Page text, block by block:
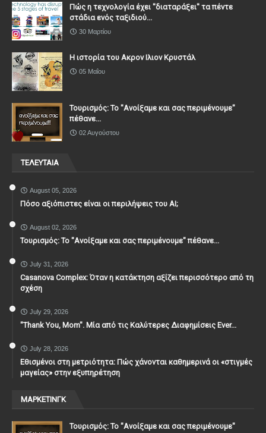
Πώς η τεχνολογία έχει ''διαταράξει'' τα πέντε
στάδια ενός ταξιδιού...
30 Μαρτίου
Η ιστορία του Ακρον Ιλιον Κρυστάλ
05 Μαΐου
Τουρισμός: Το "Ανοίξαμε και σας περιμένουμε"
πέθανε...
02 Αυγούστου
ΤΕΛΕΥΤΑΙΑ
August 05, 2026
Πόσο αξιόπιστες είναι οι περιλήψεις του ΑΙ;
August 02, 2026
Τουρισμός: Το "Ανοίξαμε και σας περιμένουμε" πέθανε...
July 31, 2026
Casanova Complex: Όταν η κατάκτηση αξίζει περισσότερο από τη
σχέση
July 29, 2026
"Thank You, Mοm". Μία από τις Καλύτερες Διαφημίσεις Ever...
July 28, 2026
Εθισμένοι στη μετριότητα: Πώς χάνονται καθημερινά οι «στιγμές
μαγείας» στην εξυπηρέτηση
ΜΑΡΚΕΤΙΝΓΚ
Τουρισμός: Το "Ανοίξαμε και σας περιμένουμε"